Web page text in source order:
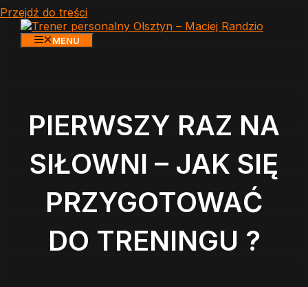
Przejdź do treści
MENU
PIERWSZY RAZ NA
SIŁOWNI – JAK SIĘ
PRZYGOTOWAĆ
DO TRENINGU ?